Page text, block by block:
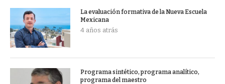
La evaluación formativa de la Nueva Escuela
Mexicana
4 años atrás
Programa sintético, programa analítico,
programa del maestro